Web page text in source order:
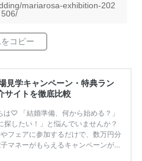
mariarosa-exhibition-202
506/
見学キャンペーン・特典ラン
サイトを徹底比較
は♡ 「結婚準備、何から始める？」
探したい！」と悩んでいませんか？
フェアに参加するだけで、数万円分
マネーがもらえるキャンペーンがあ